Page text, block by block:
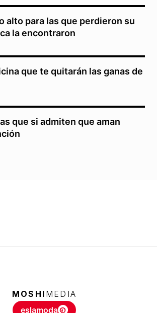
alto para las que perdieron su
la encontraron
que te quitarán las ganas de
que si admiten que aman
MOSHI MEDIA
eslamoda